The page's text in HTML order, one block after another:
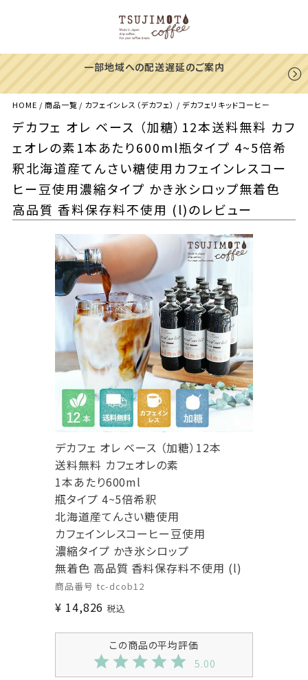
一部地域への配送遅延のご案内
HOME 商品一覧 カフェインレス（デカフェ） デカフェリキッドコーヒー
デカフェ オレ ベース （加糖）12本送料無料 カフ
ェオレの素1本あたり600ml瓶タイプ 4~5倍希
釈北海道産てんさい糖使用カフェインレスコー
ヒー豆使用濃縮タイプ かき氷シロップ無着色
高品質 香料保存料不使用 (l)のレビュー
デカフェ オレ ベース （加糖）12本
送料無料 カフェオレの素
1本あたり600ml
瓶タイプ 4~5倍希釈
北海道産てんさい糖使用
カフェインレスコーヒー豆使用
濃縮タイプ かき氷シロップ
無着色 高品質 香料保存料不使用 (l)
商品番号 tc-dcob12
¥ 14,826 税込
5.00